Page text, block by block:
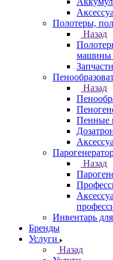
Полотеры,
Назад
машины
Назад
Пенные
Назад
Инвентарь
Бренды
Услуги
Назад